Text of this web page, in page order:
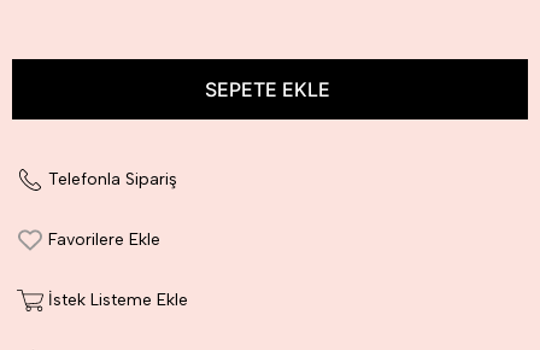
Telefonla Sipariş
Favorilere Ekle
İstek Listeme Ekle